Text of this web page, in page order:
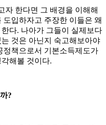
자 한다면 그 배경을 이해해
입하자고 주장한 이들은 왜
다. 나아가 그들이 실제보다
것은 아닌지 숙고해보아야
정책으로서 기본소득제도가
해볼 것이다.
?